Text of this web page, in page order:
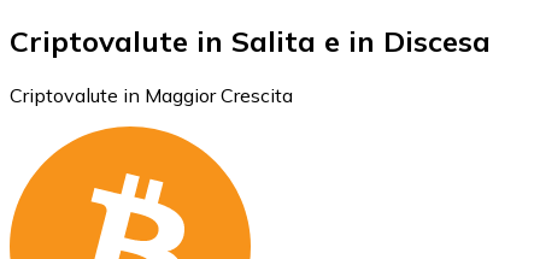
Criptovalute in Salita e in Discesa
Criptovalute in Maggior Crescita